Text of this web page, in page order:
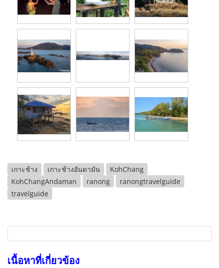
เกาะช้าง เกาะช้างอันดามัน
KohChang
KohChangAndaman
ranong
ranongtravelguide
travelguide
เนื้อหาที่เกี่ยวข้อง